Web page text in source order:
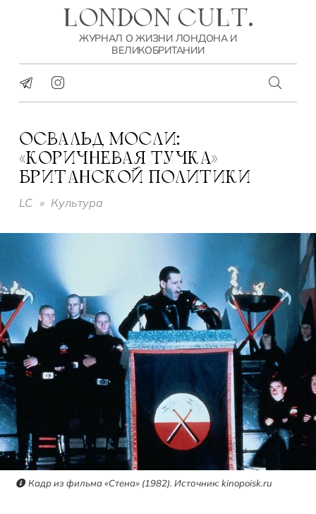
LONDON CULT.
ЖУРНАЛ О ЖИЗНИ ЛОНДОНА И
ВЕЛИКОБРИТАНИИ
ОСВАЛЬД МОСЛИ:
«КОРИЧНЕВАЯ ТУЧКА»
БРИТАНСКОЙ ПОЛИТИКИ
LC » Культура
Кадр из фильма «Стена» (1982). Источник: kinopoisk.ru